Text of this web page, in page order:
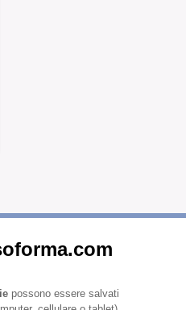
newsletter